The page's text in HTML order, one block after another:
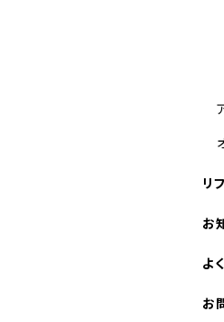
リ
お
よ
お